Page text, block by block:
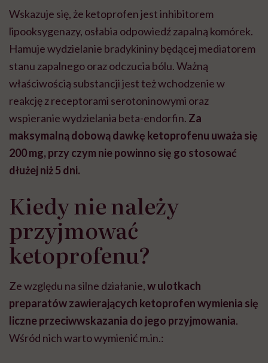
Wskazuje się, że ketoprofen jest inhibitorem
lipooksygenazy, osłabia odpowiedź zapalną komórek.
Hamuje wydzielanie bradykininy będącej mediatorem
stanu zapalnego oraz odczucia bólu. Ważną
właściwością substancji jest też wchodzenie w
reakcję z receptorami serotoninowymi oraz
wspieranie wydzielania beta-endorfin. Za
maksymalną dobową dawkę ketoprofenu uważa się
200 mg, przy czym nie powinno się go stosować
dłużej niż 5 dni.
Kiedy nie należy
przyjmować
ketoprofenu?
Ze względu na silne działanie,w ulotkach
preparatów zawierających ketoprofen wymienia się
liczne przeciwwskazania do jego przyjmowania.
Wśród nich warto wymienić m.in.: